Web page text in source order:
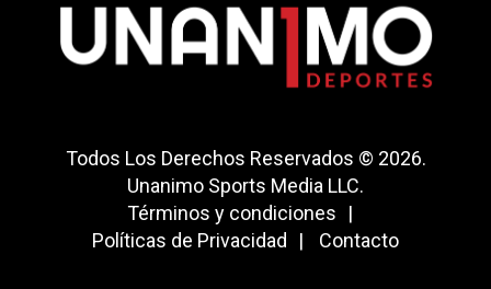
Todos Los Derechos Reservados © 2026.
Unanimo Sports Media LLC.
Términos y condiciones
Políticas de Privacidad
Contacto